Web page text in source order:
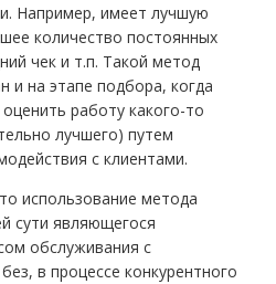
Например, имеет лучшую
количество постоянных
чек и т.п. Такой метод
и на этапе подбора, когда
работу какого-то
лучшего) путем
с клиентами.
использование метода
сути являющегося
обслуживания с
в процессе конкурентного